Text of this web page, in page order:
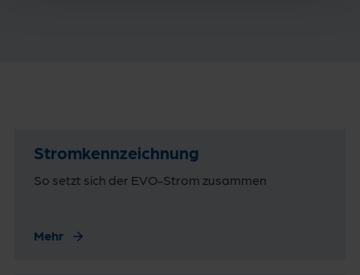
Strom­kennzeichnung
So setzt sich der EVO-Strom zusammen
Mehr